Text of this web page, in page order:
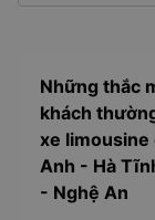
Những thắc
khách
xe limousine
Anh - Hà
- Nghệ An